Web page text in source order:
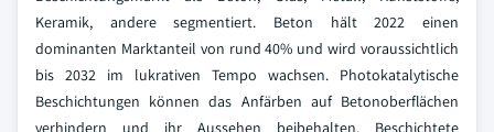
Keramik, andere segmentiert. Beton hält 2022 einen
dominanten Marktanteil von rund 40% und wird voraussichtlich
bis 2032 im lukrativen Tempo wachsen. Photokatalytische
Beschichtungen können das Anfärben auf Betonoberflächen
verhindern und ihr Aussehen beibehalten. Beschichtete